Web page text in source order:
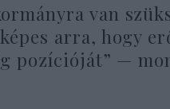
van
arra, hogy
pozícióját” —